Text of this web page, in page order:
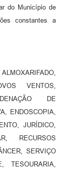
do Município de
constantes a
VENTOS,
DE
ENDOSCOPIA,
JURÍDICO,
RECURSOS
SERVIÇO
TESOURARIA,